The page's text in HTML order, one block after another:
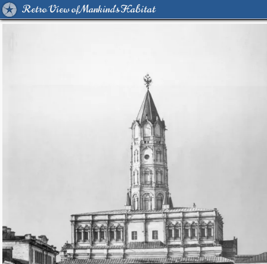
Retro View of Mankind's Habitat